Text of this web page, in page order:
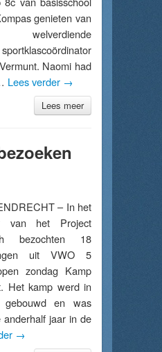
genieten van
Naomi had
Lees verder →
Lees meer
– In het
van het Project
bezochten 18
uit VWO 5
zondag Kamp
Het kamp werd in
gebouwd en was
jaar in de
→